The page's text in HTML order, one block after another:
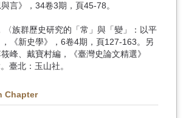
言》，34卷3期，頁45-78。
〈族群歷史研究的「常」與「變」：以平
《新史學》，6卷4期，頁127-163。另
峰、戴寶村編，《臺灣史論文精選》
臺北：玉山社。
Chapter